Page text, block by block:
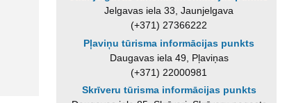
Jelgavas iela 33, Jaunjelgava
(+371) 27366222
Pļaviņu tūrisma informācijas punkts
Daugavas iela 49, Pļaviņas
(+371) 22000981
Skrīveru tūrisma informācijas punkts